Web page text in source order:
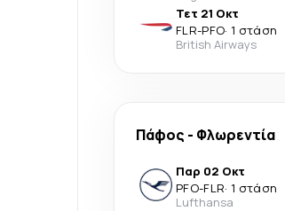
Τετ 21 Οκτ
FLR-PFO· 1 στάση
British Airways
Πάφος - Φλωρεντία
Παρ 02 Οκτ
PFO-FLR· 1 στάση
Lufthansa